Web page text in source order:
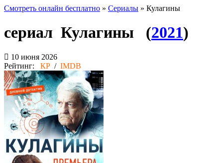
Смотреть онлайн бесплатно » Сериалы » Кулагины
сериал Кулагины (2021)
10 июня 2026
Рейтинг: КР / IMDB